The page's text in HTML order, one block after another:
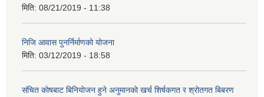
मिति: 08/21/2019 - 11:38
निजि आवास पुनर्निर्माणको योजना
मिति: 03/12/2019 - 18:58
संचित काेषबाट बिनियाेजन हुने अनुमानकाे खर्च शिर्षकगत र श्राेतगत बिबरण